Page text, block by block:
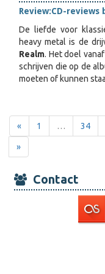
Review:CD-reviews
De liefde voor
heavy metal is de
Realm. Het doel
schrijven die op de
moeten of kunnen
« 1 … 34
»
Contact